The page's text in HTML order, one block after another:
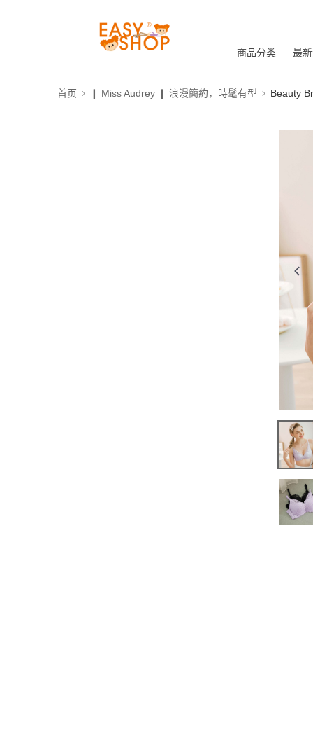
商品分类 最
首页 ❙ Miss Audrey ❙ 浪漫簡約，時髦有型 Beauty